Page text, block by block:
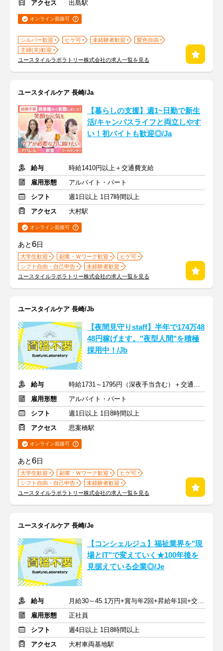
アクセス 出島駅
オンライン面接可
シルバー歓迎 ヒゲ可 未経験者歓迎
髪色自由
主婦(夫)歓迎
ユースタイルラボラトリー株式会社の求人一覧を見る
ユースタイルケア 長崎/Ja
【暮らしの支援】週1~日勤で新生
活/キャンパスライフと両立しやす
い！初バイトも歓迎◎/Ja
給与
時給1410円以上＋交通費支給
雇用形態
アルバイト・パート
シフト
週1日以上 1日7時間以上
アクセス
大村駅
オンライン面接可
あと6日
大学生歓迎 副業・Ｗワーク歓迎
ヒゲ可
シフト自由・自己申告
未経験者歓迎
ユースタイルラボラトリー株式会社の求人一覧を見る
ユースタイルケア 長崎/Jb
【夜間見守りstaff】半年で174万48
48円稼げます。"夜型人間"を積極
採用中！/Jb
給与
時給1731～1795円（深夜手当含む）＋交通費支給
雇用形態
アルバイト・パート
シフト
週1日以上 1日8時間以上
アクセス
思案橋駅
オンライン面接可
あと6日
大学生歓迎 副業・Ｗワーク歓迎
ヒゲ可
シフト自由・自己申告
未経験者歓迎
ユースタイルラボラトリー株式会社の求人一覧を見る
ユースタイルケア 長崎/Je
【コンシェルジュ】福祉業界を"現
場とIT"で変えていく★100年後を
見据えている企業◎/Je
給与
月給30～45.1万円+賞与年2回+昇給年1回+交通費全額
雇用形態
正社員
シフト
週4日以上 1日8時間以上
アクセス
大村車両基地駅